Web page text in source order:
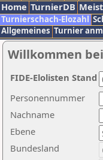
Home TurnierDB
Turnierschach-Elozahl
Allgemeines Turnier
Willkommen
Nachname
Ebene
Personennummer
Bundesland
FIDE-Elolisten Stand